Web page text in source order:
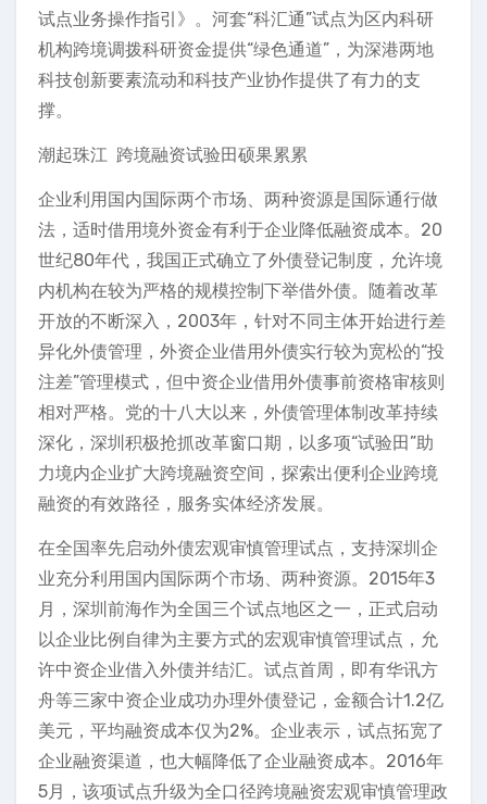
试点业务操作指引》。河套“科汇通”试点为区内科研
机构跨境调拨科研资金提供“绿色通道”，为深港两地
科技创新要素流动和科技产业协作提供了有力的支
撑。
潮起珠江 跨境融资试验田硕果累累
企业利用国内国际两个市场、两种资源是国际通行做
法，适时借用境外资金有利于企业降低融资成本。20
世纪80年代，我国正式确立了外债登记制度，允许境
内机构在较为严格的规模控制下举借外债。随着改革
开放的不断深入，2003年，针对不同主体开始进行差
异化外债管理，外资企业借用外债实行较为宽松的“投
注差”管理模式，但中资企业借用外债事前资格审核则
相对严格。党的十八大以来，外债管理体制改革持续
深化，深圳积极抢抓改革窗口期，以多项“试验田”助
力境内企业扩大跨境融资空间，探索出便利企业跨境
融资的有效路径，服务实体经济发展。
在全国率先启动外债宏观审慎管理试点，支持深圳企
业充分利用国内国际两个市场、两种资源。2015年3
月，深圳前海作为全国三个试点地区之一，正式启动
以企业比例自律为主要方式的宏观审慎管理试点，允
许中资企业借入外债并结汇。试点首周，即有华讯方
舟等三家中资企业成功办理外债登记，金额合计1.2亿
美元，平均融资成本仅为2%。企业表示，试点拓宽了
企业融资渠道，也大幅降低了企业融资成本。2016年
5月，该项试点升级为全口径跨境融资宏观审慎管理政